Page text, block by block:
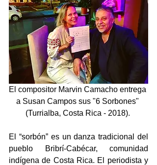
El compositor Marvin Camacho entrega
a Susan Campos sus "6 Sorbones"
(Turrialba, Costa Rica - 2018).
El “sorbón” es un danza tradicional del
pueblo Bribrí-Cabécar, comunidad
indígena de Costa Rica. El periodista y